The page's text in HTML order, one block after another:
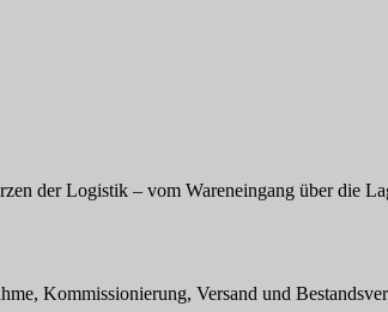
der Logistik – vom Wareneingang über die
Kommissionierung, Versand und